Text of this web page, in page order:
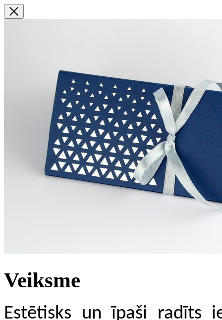
Veiksme
Estētisks un īpaši radīts